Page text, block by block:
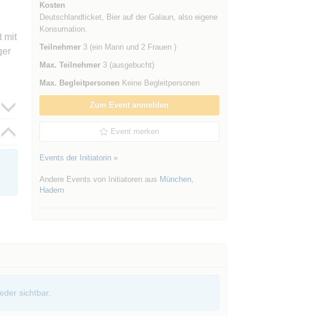
mit
Kosten
Deutschlandticket, Bier auf der Galaun, also eigene
Konsumation.
Teilnehmer3 (ein Mann und 2 Frauen )
Max. Teilnehmer3 (ausgebucht)
Max. Begleitpersonen Keine Begleitpersonen
Zum Event anmelden
Event merken
Events der Initiatorin »
Andere Events von Initiatoren aus München,
Hadern
sichtbar.